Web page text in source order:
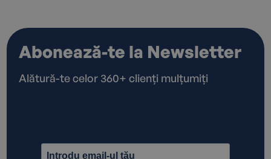
Abonează-te la Newsletter
Alătură-te celor 360+ clienți mulțumiți